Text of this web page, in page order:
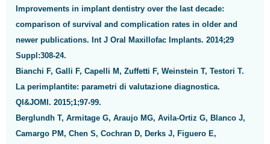
Improvements in implant dentistry over the last decade:
comparison of survival and complication rates in older and
newer publications. Int J Oral Maxillofac Implants. 2014;29
Suppl:308-24.
Bianchi F, Galli F, Capelli M, Zuffetti F, Weinstein T, Testori T.
La perimplantite: parametri di valutazione diagnostica.
QI&JOMI. 2015;1;97-99.
Berglundh T, Armitage G, Araujo MG, Avila-Ortiz G, Blanco J,
Camargo PM, Chen S, Cochran D, Derks J, Figuero E,